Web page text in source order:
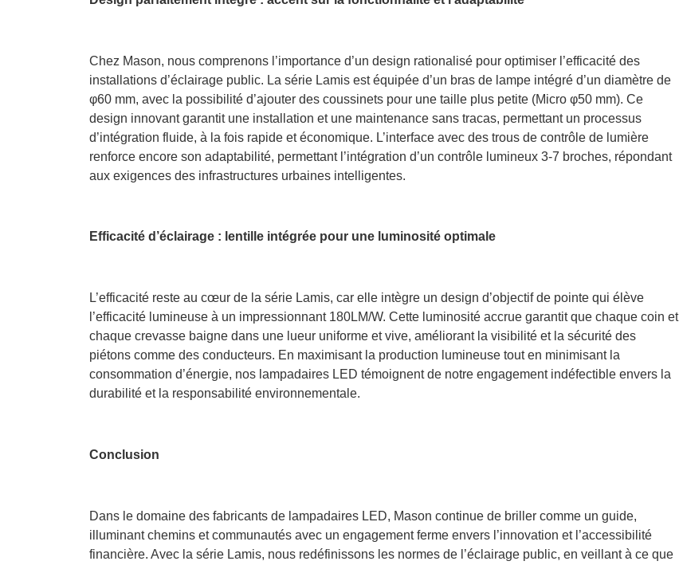
Chez Mason, nous comprenons l’importance d’un design rationalisé pour optimiser l’efficacité des
installations d’éclairage public. La série Lamis est équipée d’un bras de lampe intégré d’un diamètre de
φ60 mm, avec la possibilité d’ajouter des coussinets pour une taille plus petite (Micro φ50 mm). Ce
design innovant garantit une installation et une maintenance sans tracas, permettant un processus
d’intégration fluide, à la fois rapide et économique. L’interface avec des trous de contrôle de lumière
renforce encore son adaptabilité, permettant l’intégration d’un contrôle lumineux 3-7 broches, répondant
aux exigences des infrastructures urbaines intelligentes.
Efficacité d’éclairage : lentille intégrée pour une luminosité optimale
L’efficacité reste au cœur de la série Lamis, car elle intègre un design d’objectif de pointe qui élève
l’efficacité lumineuse à un impressionnant 180LM/W. Cette luminosité accrue garantit que chaque coin et
chaque crevasse baigne dans une lueur uniforme et vive, améliorant la visibilité et la sécurité des
piétons comme des conducteurs. En maximisant la production lumineuse tout en minimisant la
consommation d’énergie, nos lampadaires LED témoignent de notre engagement indéfectible envers la
durabilité et la responsabilité environnementale.
Conclusion
Dans le domaine des fabricants de lampadaires LED, Mason continue de briller comme un guide,
illuminant chemins et communautés avec un engagement ferme envers l’innovation et l’accessibilité
financière. Avec la série Lamis, nous redéfinissons les normes de l’éclairage public, en veillant à ce que